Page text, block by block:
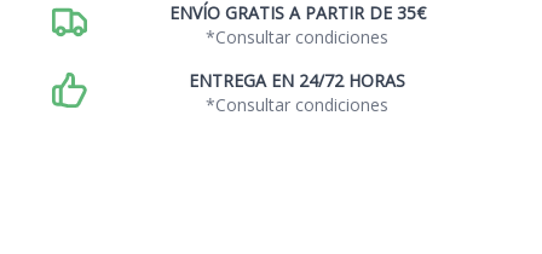
ENVÍO GRATIS A PARTIR DE 35€
*Consultar condiciones
ENTREGA EN 24/72 HORAS
*Consultar condiciones